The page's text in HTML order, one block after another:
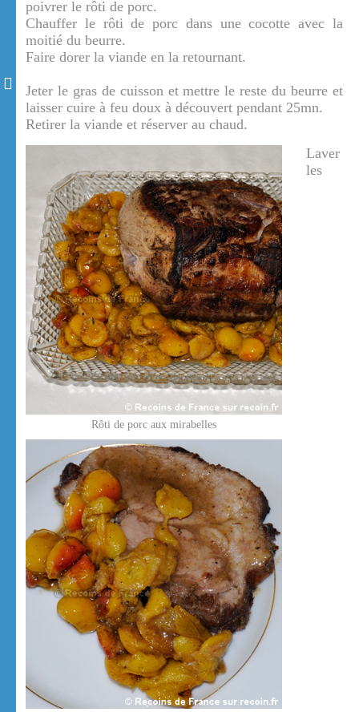
poivrer le rôti de porc.
Chauffer le rôti de porc dans une cocotte avec la
moitié du beurre.
Faire dorer la viande en la retournant.
Jeter le gras de cuisson et mettre le reste du beurre et
laisser cuire à feu doux à découvert pendant 25mn.
Retirer la viande et réserver au chaud.
Rôti de porc aux mirabelles
Laver
les